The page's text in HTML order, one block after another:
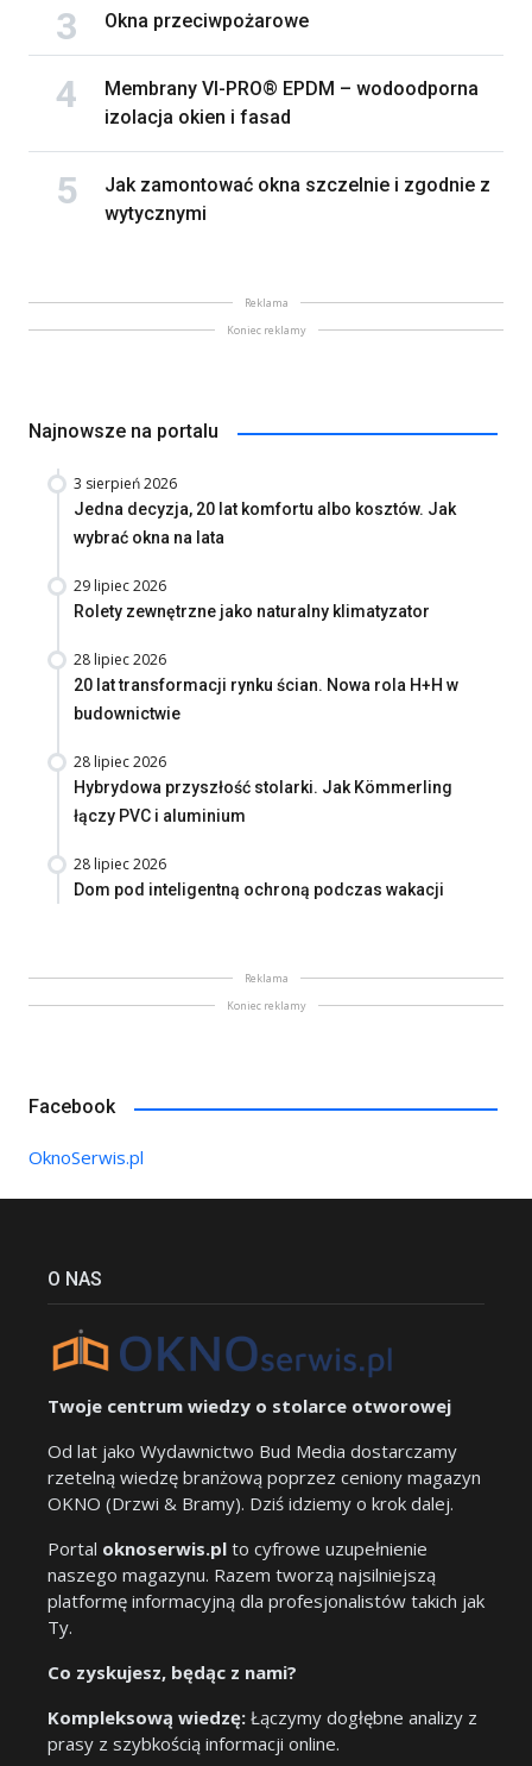
Okna przeciwpożarowe
Membrany VI-PRO® EPDM – wodoodporna
izolacja okien i fasad
Jak zamontować okna szczelnie i zgodnie z
wytycznymi
Reklama
Koniec reklamy
Najnowsze na portalu
3 sierpień 2026
Jedna decyzja, 20 lat komfortu albo kosztów. Jak
wybrać okna na lata
29 lipiec 2026
Rolety zewnętrzne jako naturalny klimatyzator
28 lipiec 2026
20 lat transformacji rynku ścian. Nowa rola H+H w
budownictwie
28 lipiec 2026
Hybrydowa przyszłość stolarki. Jak Kömmerling
łączy PVC i aluminium
28 lipiec 2026
Dom pod inteligentną ochroną podczas wakacji
Reklama
Koniec reklamy
Facebook
OknoSerwis.pl
O NAS
Twoje centrum wiedzy o stolarce otworowej
Od lat jako Wydawnictwo Bud Media dostarczamy
rzetelną wiedzę branżową poprzez ceniony magazyn
OKNO (Drzwi & Bramy). Dziś idziemy o krok dalej.
Portal oknoserwis.pl to cyfrowe uzupełnienie
naszego magazynu. Razem tworzą najsilniejszą
platformę informacyjną dla profesjonalistów takich jak
Ty.
Co zyskujesz, będąc z nami?
Kompleksową wiedzę: Łączymy dogłębne analizy z
prasy z szybkością informacji online.